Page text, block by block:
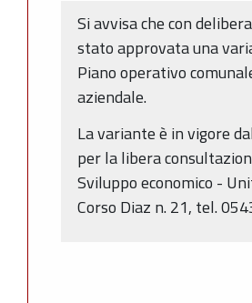
Si avvisa che con
stato approvata una
Piano operativo
aziendale.
La variante è in vigore
per la libera
Sviluppo economico -
Corso Diaz n. 21, tel.